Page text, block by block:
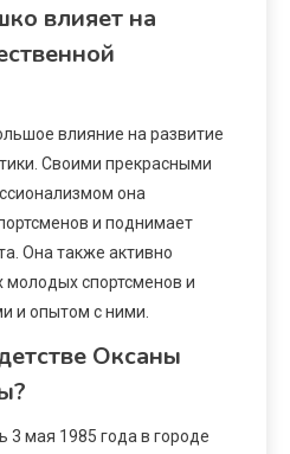
влияет на
влияние на развитие
Своими прекрасными
она
и поднимает
Она также активно
молодых спортсменов и
и опытом с ними.
Оксаны
3 мая 1985 года в городе